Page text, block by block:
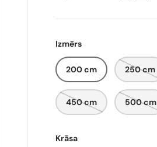
Izmērs
200 cm 250 cm
450 cm 500 cm
Krāsa